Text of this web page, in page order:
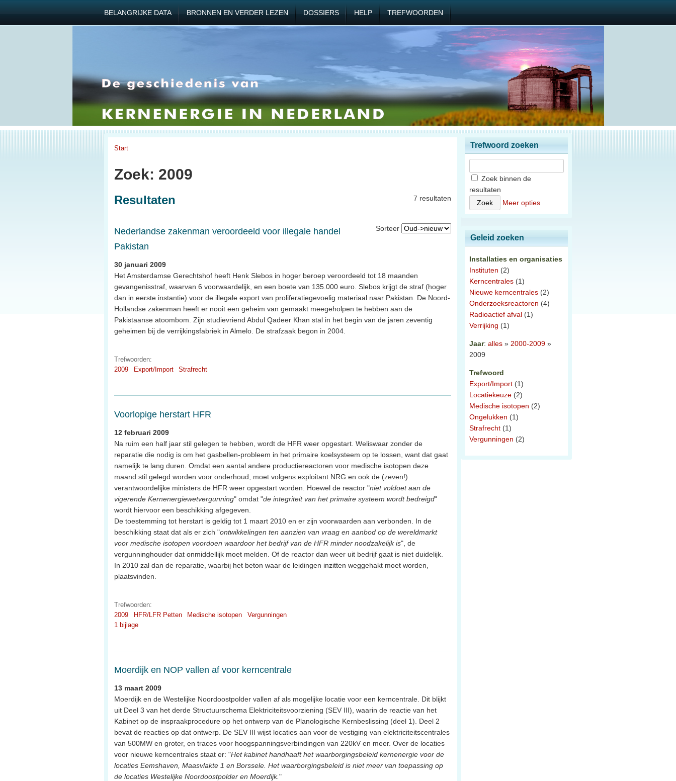
BELANGRIJKE DATA BRONNEN EN VERDER LEZEN DOSSIERS HELP TREFWOORDEN
Start
Zoek: 2009
7 resultaten
Resultaten
Sorteer
Nederlandse zakenman veroordeeld voor illegale handel
Pakistan
30 januari 2009
Het Amsterdamse Gerechtshof heeft Henk Slebos in hoger beroep veroordeeld tot 18 maanden
gevangenisstraf, waarvan 6 voorwaardelijk, en een boete van 135.000 euro. Slebos krijgt de straf (hoger
dan in eerste instantie) voor de illegale export van proliferatiegevoelig materiaal naar Pakistan. De Noord-
Hollandse zakenman heeft er nooit een geheim van gemaakt meegeholpen te hebben aan de
Pakistaanse atoombom. Zijn studievriend Abdul Qadeer Khan stal in het begin van de jaren zeventig
geheimen bij de verrijkingsfabriek in Almelo. De strafzaak begon in 2004.
Trefwoorden:
2009
Export/Import Strafrecht
Voorlopige herstart HFR
12 februari 2009
Na ruim een half jaar stil gelegen te hebben, wordt de HFR weer opgestart. Weliswaar zonder de
reparatie die nodig is om het gasbellen-probleem in het primaire koelsysteem op te lossen, want dat gaat
namelijk te lang duren. Omdat een aantal andere productiereactoren voor medische isotopen deze
maand stil gelegd worden voor onderhoud, moet volgens exploitant NRG en ook de (zeven!)
verantwoordelijke ministers de HFR weer opgestart worden. Hoewel de reactor "niet voldoet aan de
vigerende Kernenergiewetvergunning" omdat "de integriteit van het primaire systeem wordt bedreigd"
wordt hiervoor een beschikking afgegeven.
De toestemming tot herstart is geldig tot 1 maart 2010 en er zijn voorwaarden aan verbonden. In de
beschikking staat dat als er zich "ontwikkelingen ten aanzien van vraag en aanbod op de wereldmarkt
voor medische isotopen voordoen waardoor het bedrijf van de HFR minder noodzakelijk is", de
vergunninghouder dat onmiddellijk moet melden. Of de reactor dan weer uit bedrijf gaat is niet duidelijk.
In 2010 zal dan de reparatie, waarbij het beton waar de leidingen inzitten weggehakt moet worden,
plaatsvinden.
Trefwoorden:
2009
HFR/LFR Petten Medische isotopen
Vergunningen
1 bijlage
Moerdijk en NOP vallen af voor kerncentrale
13 maart 2009
Moerdijk en de Westelijke Noordoostpolder vallen af als mogelijke locatie voor een kerncentrale. Dit blijkt
uit Deel 3 van het derde Structuurschema Elektriciteitsvoorziening (SEV III), waarin de reactie van het
Kabinet op de inspraakprocedure op het ontwerp van de Planologische Kernbeslissing (deel 1). Deel 2
bevat de reacties op dat ontwerp. De SEV III wijst locaties aan voor de vestiging van elektriciteitscentrales
van 500MW en groter, en traces voor hoogspanningsverbindingen van 220kV en meer. Over de locaties
voor nieuwe kerncentrales staat er: "Het kabinet handhaaft het waarborgingsbeleid kernenergie voor de
locaties Eemshaven, Maasvlakte 1 en Borssele. Het waarborgingsbeleid is niet meer van toepassing op
de locaties Westelijke Noordoostpolder en Moerdijk."
Trefwoord zoeken
Zoek binnen de
resultaten
Meer opties
Geleid zoeken
Installaties en organisaties
Instituten (2)
Kerncentrales (1)
Nieuwe kerncentrales (2)
Onderzoeksreactoren (4)
Radioactief afval (1)
Verrijking (1)
Jaar: alles » 2000-2009 »
2009
Trefwoord
Export/Import (1)
Locatiekeuze (2)
Medische isotopen (2)
Ongelukken (1)
Strafrecht (1)
Vergunningen (2)